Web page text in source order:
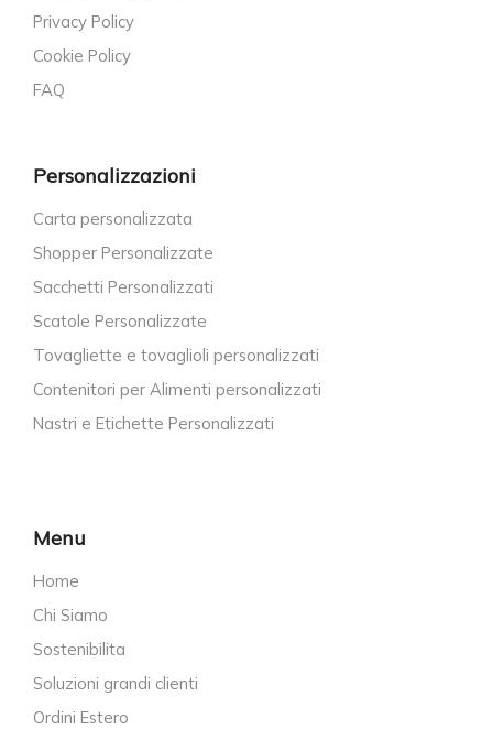
Privacy Policy
Cookie Policy
FAQ
Personalizzazioni
Carta personalizzata
Shopper Personalizzate
Sacchetti Personalizzati
Scatole Personalizzate
Tovagliette e tovaglioli personalizzati
Contenitori per Alimenti personalizzati
Nastri e Etichette Personalizzati
Menu
Home
Chi Siamo
Sostenibilita
Soluzioni grandi clienti
Ordini Estero